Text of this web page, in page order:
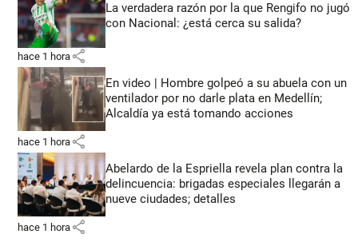
La verdadera razón por la que Rengifo no jugó
con Nacional: ¿está cerca su salida?
hace 1 hora share
En video | Hombre golpeó a su abuela con un
ventilador por no darle plata en Medellín;
Alcaldía ya está tomando acciones
hace 1 hora share
Abelardo de la Espriella revela plan contra la
delincuencia: brigadas especiales llegarán a
nueve ciudades; detalles
hace 1 hora share